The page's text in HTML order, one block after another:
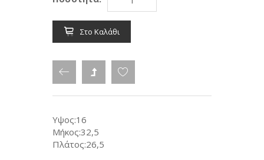
Στο Καλάθι
Υψος:16
Μήκος:32,5
Πλάτος:26,5